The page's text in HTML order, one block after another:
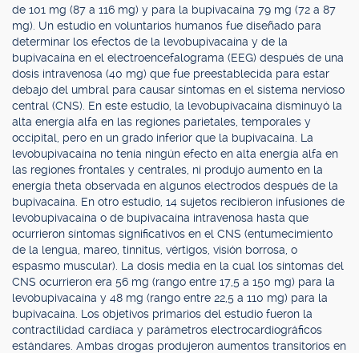
de 101 mg (87 a 116 mg) y para la bupivacaína 79 mg (72 a 87
mg). Un estudio en voluntarios humanos fue diseñado para
determinar los efectos de la levobupivacaína y de la
bupivacaína en el electroencefalograma (EEG) después de una
dosis intravenosa (40 mg) que fue preestablecida para estar
debajo del umbral para causar síntomas en el sistema nervioso
central (CNS). En este estudio, la levobupivacaína disminuyó la
alta energía alfa en las regiones parietales, temporales y
occipital, pero en un grado inferior que la bupivacaína. La
levobupivacaína no tenía ningún efecto en alta energía alfa en
las regiones frontales y centrales, ni produjo aumento en la
energía theta observada en algunos electrodos después de la
bupivacaína. En otro estudio, 14 sujetos recibieron infusiones de
levobupivacaína o de bupivacaína intravenosa hasta que
ocurrieron síntomas significativos en el CNS (entumecimiento
de la lengua, mareo, tinnitus, vértigos, visión borrosa, o
espasmo muscular). La dosis media en la cual los síntomas del
CNS ocurrieron era 56 mg (rango entre 17,5 a 150 mg) para la
levobupivacaína y 48 mg (rango entre 22,5 a 110 mg) para la
bupivacaína. Los objetivos primarios del estudio fueron la
contractilidad cardíaca y parámetros electrocardiográficos
estándares. Ambas drogas produjeron aumentos transitorios en